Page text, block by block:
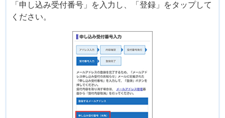
「申し込み受付番号」を入力し、「登録」をタップして
ください。